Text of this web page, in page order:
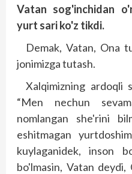
Vatan sog'inchidan
yurt sari ko'z tikdi.
Demak, Vatan, Ona
jonimizga tutash.
Xalqimizning ardoqli
“Men nechun
nomlangan she'rini
eshitmagan
kuylaganidek, inson
bo'lmasin, Vatan